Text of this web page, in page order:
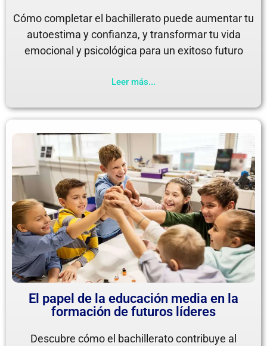
Cómo completar el bachillerato puede aumentar tu
autoestima y confianza, y transformar tu vida
emocional y psicológica para un exitoso futuro
Leer más...
El papel de la educación media en la
formación de futuros líderes
Descubre cómo el bachillerato contribuye al